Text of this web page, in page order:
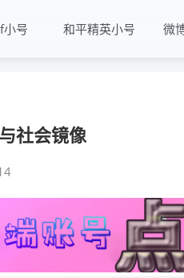
小号 和平精英小号 微
社会镜像